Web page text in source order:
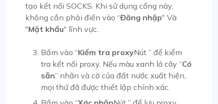
tạo kết nối SOCKS. Khi sử dụng cổng này,
không cần phải điền vào “Đăng nhập" Và
"Mật khẩu" lĩnh vực.
Bấm vào “Kiểm tra proxyNút ” để kiểm
tra kết nối proxy. Nếu màu xanh lá cây “Có
sẵn” nhãn và cờ của đất nước xuất hiện,
mọi thứ đã được thiết lập chính xác.